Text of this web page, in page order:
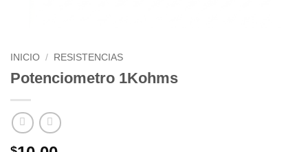
INICIO / RESISTENCIAS
Potenciometro 1Kohms